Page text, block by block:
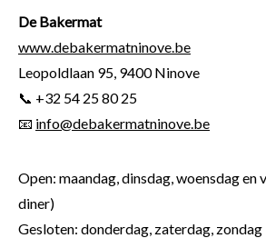
De Bakermat
www.debakermatninove.be
Leopoldlaan 95, 9400 Ninove
📞 +32 54 25 80 25
📧 info@debakermatninove.be
Open: maandag, dinsdag, woensdag en
diner)
Gesloten: donderdag, zaterdag, zondag